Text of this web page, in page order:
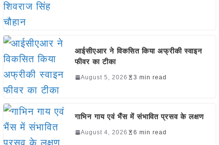
आईसीएआर ने विकसित किया अफ्रीकी स्वाइन
फीवर का टीका
August 5, 2026 3 min read
गाभिन गाय एवं भैंस में संभावित प्रसव के लक्षण
August 4, 2026 6 min read